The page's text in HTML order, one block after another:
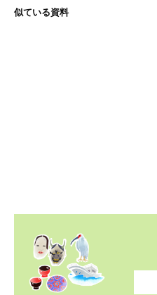
似ている資料